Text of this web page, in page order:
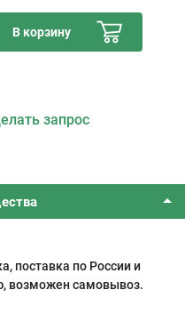
В корзину
запрос
поставка по России и
возможен самовывоз.